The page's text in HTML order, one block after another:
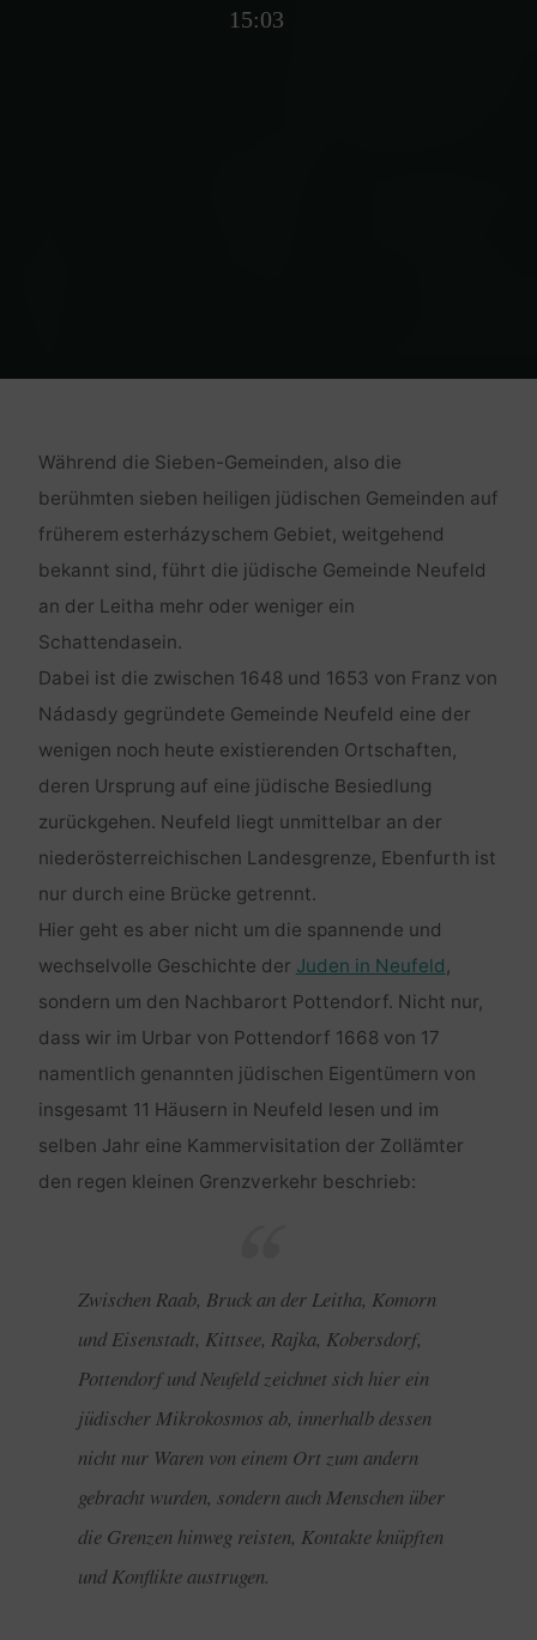
15:03
Während die Sieben-Gemeinden, also die
berühmten sieben heiligen jüdischen Gemeinden auf
früherem esterházyschem Gebiet, weitgehend
bekannt sind, führt die jüdische Gemeinde Neufeld
an der Leitha mehr oder weniger ein
Schattendasein.
Dabei ist die zwischen 1648 und 1653 von Franz von
Nádasdy gegründete Gemeinde Neufeld eine der
wenigen noch heute existierenden Ortschaften,
deren Ursprung auf eine jüdische Besiedlung
zurückgehen. Neufeld liegt unmittelbar an der
niederösterreichischen Landesgrenze, Ebenfurth ist
nur durch eine Brücke getrennt.
Hier geht es aber nicht um die spannende und
wechselvolle Geschichte der Juden in Neufeld ,
sondern um den Nachbarort Pottendorf. Nicht nur,
dass wir im Urbar von Pottendorf 1668 von 17
namentlich genannten jüdischen Eigentümern von
insgesamt 11 Häusern in Neufeld lesen und im
selben Jahr eine Kammervisitation der Zollämter
den regen kleinen Grenzverkehr beschrieb:
Zwischen Raab, Bruck an der Leitha, Komorn
und Eisenstadt, Kittsee, Rajka, Kobersdorf,
Pottendorf und Neufeld zeichnet sich hier ein
jüdischer Mikrokosmos ab, innerhalb dessen
nicht nur Waren von einem Ort zum andern
gebracht wurden, sondern auch Menschen über
die Grenzen hinweg reisten, Kontakte knüpften
und Konflikte austrugen.